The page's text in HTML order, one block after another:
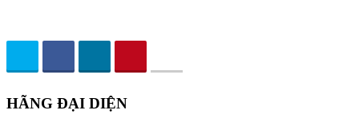
HÃNG ĐẠI DIỆN